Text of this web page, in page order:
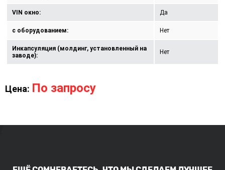
VIN окно: Да
с оборудованием: Нет
Инкапсуляция (молдинг, установленный на
заводе):
Нет
Цена: По запросу